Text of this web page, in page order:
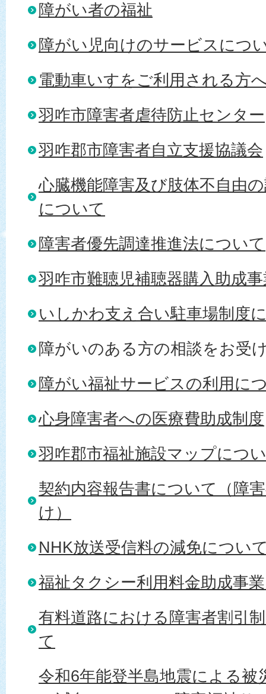
障がい者の福祉
障がい児向けのサービスにつ
電動車いすをご利用される方
羽咋市障害者虐待防止センター
羽咋郡市障害者自立支援協議会
心臓機能障害及び肢体不自由
について
障害者優先調達推進法について
羽咋市難聴児補聴器購入助成
いしかわ支え合い駐車場制度
障がいのある方の相談をお受
障がい福祉サービスの利用に
心身障害者への医療費助成制度
羽咋郡市福祉施設マップにつ
契約内容報告書について（障
け）
NHK放送受信料の減免につい
福祉タクシー利用料金助成事
有料道路における障害者割引
て
令和6年能登半島地震による被